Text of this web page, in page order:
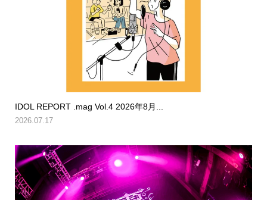
IDOL REPORT .mag Vol.4 2026年8月...
2026.07.17